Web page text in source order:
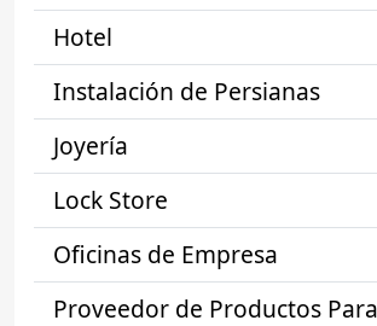
Hotel
Instalación de Persianas
Joyería
Lock Store
Oficinas de Empresa
Proveedor de Productos